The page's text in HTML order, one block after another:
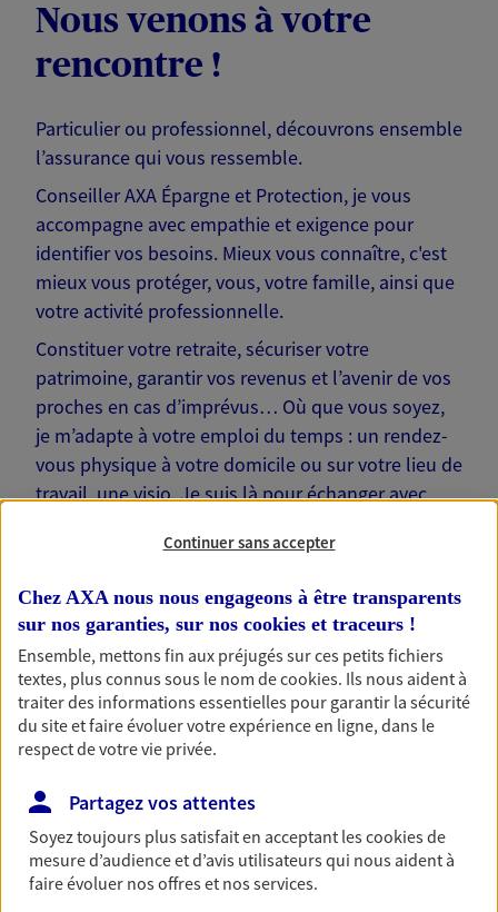
Nous venons à votre
rencontre !
Particulier ou professionnel, découvrons ensemble
l’assurance qui vous ressemble.
Conseiller AXA Épargne et Protection, je vous
accompagne avec empathie et exigence pour
identifier vos besoins. Mieux vous connaître, c'est
mieux vous protéger, vous, votre famille, ainsi que
votre activité professionnelle.
Constituer votre retraite, sécuriser votre
patrimoine, garantir vos revenus et l’avenir de vos
proches en cas d’imprévus… Où que vous soyez,
je m’adapte à votre emploi du temps : un rendez-
vous physique à votre domicile ou sur votre lieu de
travail, une visio. Je suis là pour échanger avec
Nos offres phares
Épargne
Réalisez vos projets grâce à votre épargne : achat
immobilier, études des enfants ou voyage autour
du monde… Épargnez à votre rythme et
simplement, selon votre profil.
Continuer sans accepter
Chez AXA nous nous engageons à être transparents
sur nos garanties, sur nos cookies et traceurs !
Ensemble, mettons fin aux préjugés sur ces petits fichiers
textes, plus connus sous le nom decookies. Ils nous aident à
traiter des informations essentielles pour garantir la sécurité
du site et faire évoluer votre expérience en ligne, dans le
respect de votre vie privée.
Partagez vos attentes
Soyez toujours plus satisfait en acceptant lescookiesde
mesure d’audience et d’avis utilisateurs qui nous aident à
faire évoluer nos offres et nos services.